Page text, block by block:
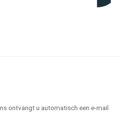
ontvangt u automatisch een e-mail